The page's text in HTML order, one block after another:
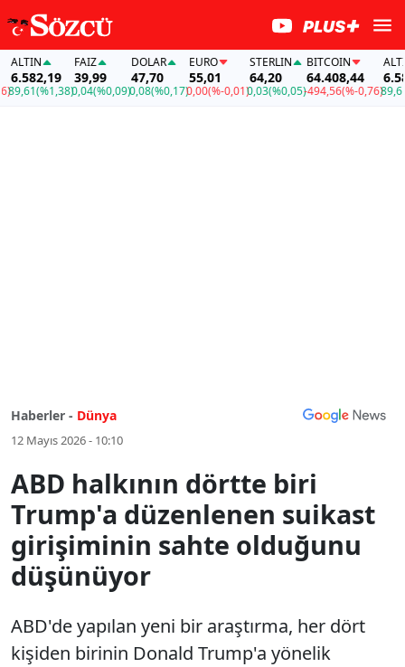
(%1,38)
FAİZ
39,99
0,04(%0,09)
DOLAR
47,70
0,08(%0,17)
EURO
55,01
0,00(%-0,01)
STERLIN
64,20
0,03(%0,05)
BITCOIN
64.408,44
-494,56(%-0,76)
ALTIN
89,61
Haberler - Dünya
12 Mayıs 2026 - 10:10
ABD halkının dörtte biri
Trump'a düzenlenen suikast
girişiminin sahte olduğunu
düşünüyor
ABD'de yapılan yeni bir araştırma, her dört
kişiden birinin Donald Trump'a yönelik